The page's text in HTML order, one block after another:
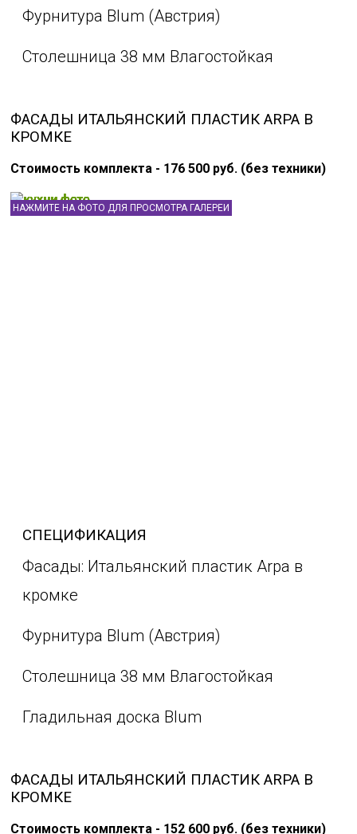
Фурнитура Blum (Австрия)
Столешница 38 мм Влагостойкая
ФАСАДЫ ИТАЛЬЯНСКИЙ ПЛАСТИК ARPA В
КРОМКЕ
Стоимость комплекта - 176 500 руб. (без техники)
НАЖМИТЕ НА ФОТО ДЛЯ ПРОСМОТРА ГАЛЕРЕИ
СПЕЦИФИКАЦИЯ
Фасады: Итальянский пластик Arpa в
кромке
Фурнитура Blum (Австрия)
Столешница 38 мм Влагостойкая
Гладильная доска Blum
ФАСАДЫ ИТАЛЬЯНСКИЙ ПЛАСТИК ARPA В
КРОМКЕ
Стоимость комплекта - 152 600 руб. (без техники)